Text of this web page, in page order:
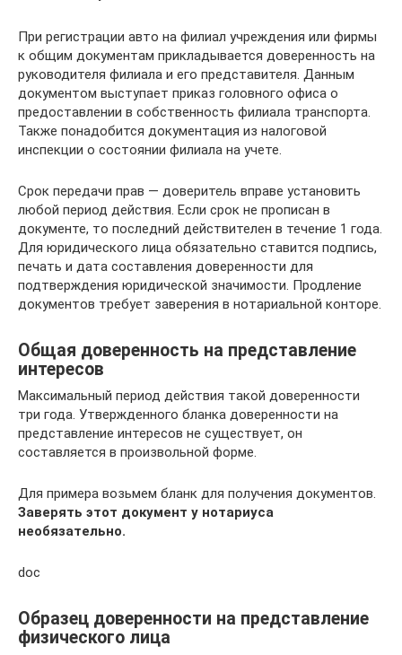
При регистрации авто на филиал учреждения или фирмы
к общим документам прикладывается доверенность на
руководителя филиала и его представителя. Данным
документом выступает приказ головного офиса о
предоставлении в собственность филиала транспорта.
Также понадобится документация из налоговой
инспекции о состоянии филиала на учете.
Срок передачи прав — доверитель вправе установить
любой период действия. Если срок не прописан в
документе, то последний действителен в течение 1 года.
Для юридического лица обязательно ставится подпись,
печать и дата составления доверенности для
подтверждения юридической значимости. Продление
документов требует заверения в нотариальной конторе.
Общая доверенность на представление
интересов
Максимальный период действия такой доверенности
три года. Утвержденного бланка доверенности на
представление интересов не существует, он
составляется в произвольной форме.
Для примера возьмем бланк для получения документов.
Заверять этот документ у нотариуса
необязательно.
doc
Образец доверенности на представление
физического лица